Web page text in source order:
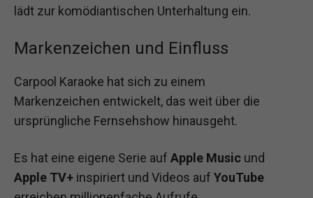
lädt zur komödiantischen Unterhaltung ein.
Markenzeichen und Einfluss
Carpool Karaoke hat sich zu einem
Markenzeichen entwickelt, das weit über die
ursprüngliche Fernsehshow hinausgeht.
Es hat eine eigene Serie auf Apple Music und
Apple TV+ inspiriert und Videos auf YouTube